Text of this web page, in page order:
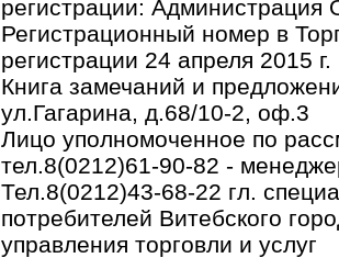
регистрации: Администрация
Регистрационный номер в
регистрации 24 апреля 2015 г.
Книга замечаний и
ул.Гагарина, д.68/10-2, оф.3
Лицо уполномоченное по
тел.8(0212)61-90-82 -
Тел.8(0212)43-68-22 гл.
потребителей Витебского
управления торговли и услуг